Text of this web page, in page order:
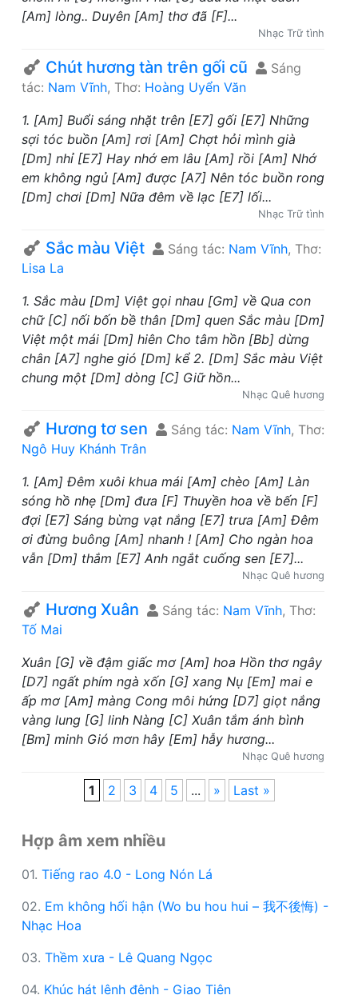
[Am] lòng.. Duyên [Am] thơ đã [F]...
Nhạc Trữ tình
Chút hương tàn trên gối cũ
Sáng
tác: Nam Vĩnh, Thơ: Hoàng Uyển Văn
1. [Am] Buổi sáng nhặt trên [E7] gối [E7] Những
sợi tóc buồn [Am] rơi [Am] Chợt hỏi mình già
[Dm] nhỉ [E7] Hay nhớ em lâu [Am] rồi [Am] Nhớ
em không ngủ [Am] được [A7] Nên tóc buồn rong
[Dm] chơi [Dm] Nữa đêm về lạc [E7] lối...
Nhạc Trữ tình
Sắc màu Việt Sáng tác: Nam Vĩnh, Thơ:
Lisa La
1. Sắc màu [Dm] Việt gọi nhau [Gm] về Qua con
chữ [C] nối bốn bề thân [Dm] quen Sắc màu [Dm]
Việt một mái [Dm] hiên Cho tâm hồn [Bb] dừng
chân [A7] nghe gió [Dm] kể 2. [Dm] Sắc màu Việt
chung một [Dm] dòng [C] Giữ hồn...
Nhạc Quê hương
Hương tơ sen Sáng tác: Nam Vĩnh, Thơ:
Ngô Huy Khánh Trân
1. [Am] Đêm xuôi khua mái [Am] chèo [Am] Làn
sóng hồ nhẹ [Dm] đưa [F] Thuyền hoa về bến [F]
đợi [E7] Sáng bừng vạt nắng [E7] trưa [Am] Đêm
ơi đừng buông [Am] nhanh ! [Am] Cho ngàn hoa
vẫn [Dm] thắm [E7] Anh ngắt cuống sen [E7]...
Nhạc Quê hương
Hương Xuân Sáng tác: Nam Vĩnh, Thơ:
Tố Mai
Xuân [G] về đậm giấc mơ [Am] hoa Hồn thơ ngây
[D7] ngất phím ngà xốn [G] xang Nụ [Em] mai e
ấp mơ [Am] màng Cong môi hứng [D7] giọt nắng
vàng lung [G] linh Nàng [C] Xuân tắm ánh bình
[Bm] minh Gió mơn hây [Em] hẫy hương...
Nhạc Quê hương
1 2 3 4 5 ... » Last »
Hợp âm xem nhiều
01. Tiếng rao 4.0 - Long Nón Lá
02. Em không hối hận (Wo bu hou hui – 我不後悔) -
Nhạc Hoa
03. Thềm xưa - Lê Quang Ngọc
04. Khúc hát lênh đênh - Giao Tiên